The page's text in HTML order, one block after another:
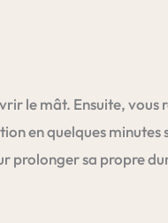
le mât. Ensuite, vous
en quelques minutes
prolonger sa propre